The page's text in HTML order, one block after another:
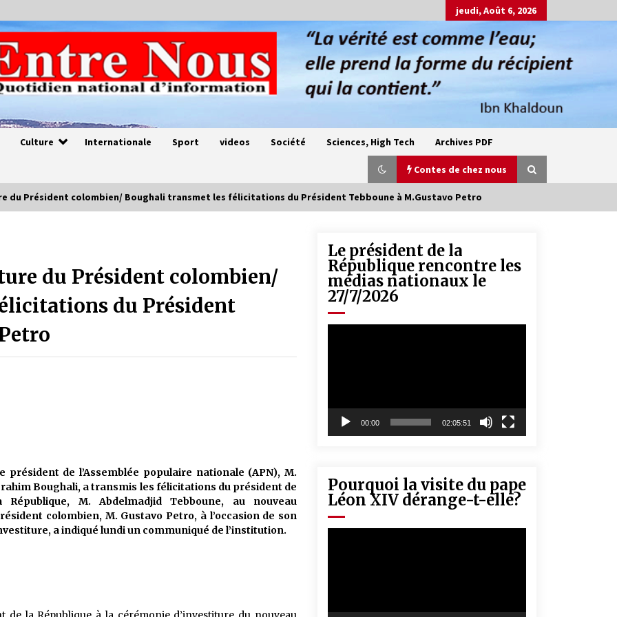
jeudi, Août 6, 2026
Culture Internationale Sport videos Société Sciences, High Tech Archives PDF
Contes de chez nous
Oum el Gaïla / L’ogresse du M’zab
4 ans ago
Quand on va vite
5 ans ago
du Président colombien/ Boughali transmet les félicitations du Président Tebboune à M.Gustavo Petro
du Président colombien/
du Président
président de l’Assemblée populaire nationale (APN), M.
Boughali, a transmis les félicitations du président de
République, M. Abdelmadjid Tebboune, au nouveau
colombien, M. Gustavo Petro, à l’occasion de son
a indiqué lundi un communiqué de l’institution.
Le président de la
République rencontre les
médias nationaux le
27/7/2026
00:00 02:05:51
Pourquoi la visite du pape
Léon XIV dérange-t-elle?